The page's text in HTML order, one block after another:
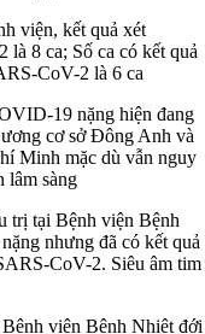
viện, kết quả xét
8 ca; Số ca có kết quả
CoV-2 là 6 ca
19 nặng hiện đang
cơ sở Đông Anh và
Minh mặc dù vẫn nguy
lâm sàng
trị tại Bệnh viện Bệnh
nhưng đã có kết quả
CoV-2. Siêu âm tim
viện Bệnh Nhiệt đới